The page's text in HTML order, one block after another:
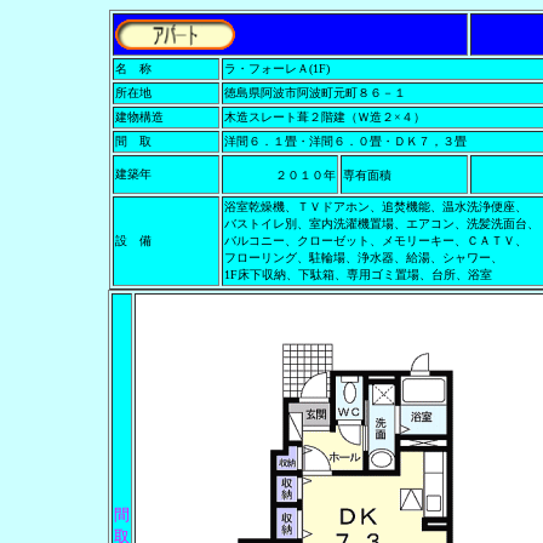
名 称
ラ・フォーレＡ(1F)
所在地
徳島県阿波市阿波町元町８６－１
建物構造
木造スレート葺２階建（Ｗ造２×４）
間 取
洋間６．１畳・洋間６．０畳・ＤＫ７，３畳
建築年 ２０１０年 専有面積
設 備
浴室乾燥機、ＴＶドアホン、追焚機能、温水洗浄便座、
バストイレ別、室内洗濯機置場、エアコン、洗髪洗面台、
バルコニー、クローゼット、メモリーキー、ＣＡＴＶ、
フローリング、駐輪場、浄水器、給湯、シャワー、
1F床下収納、下駄箱、専用ゴミ置場、台所、浴室
間
取